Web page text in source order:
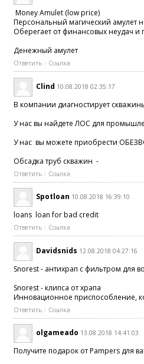
Money Amulet (low price)
Персональный магический амулет
Оберегает от финансовых неудач
Денежный амулет
Ответить Ссылка
Clind 10.08.2018 02:35:17
В компании диагностирует
У нас вы найдете ЛОС для
У нас вы можете приобрести
Обсадка труб скважин -
Ответить Ссылка
Spotloan 10.08.2018 16:39:10
loans loan for bad credit
Ответить Ссылка
Davidsnids 12.08.2018 04:27:16
Snorest - антихрап с фильтром для
Snorest - клипса от храпа
Инновационное приспособление,
Ответить Ссылка
olgameado 13.08.2018 14:41:03
Получите подарок от Pampers для